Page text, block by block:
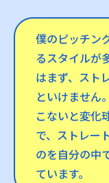
僕のピッチン
るスタイルが
はまず、スト
といけません
こないと変化
で、ストレー
のを自分の中
ています。